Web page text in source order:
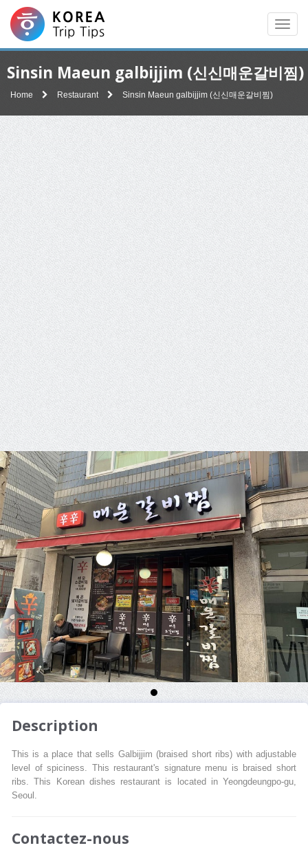
Sinsin Maeun galbijjim (신신매운갈비찜)
Home Restaurant Sinsin Maeun galbijjim (신신매운갈비찜)
Description
This is a place that sells Galbijjim (braised short ribs) with adjustable
level of spiciness. This restaurant's signature menu is braised short
ribs. This Korean dishes restaurant is located in Yeongdeungpo-gu,
Seoul.
Contactez-nous